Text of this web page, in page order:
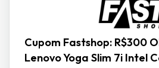
Cupom Fastshop: R$300
Lenovo Yoga Slim 7i Intel